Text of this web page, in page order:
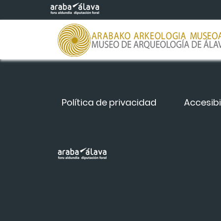
Saltar al contenido principal
Política de privacidad